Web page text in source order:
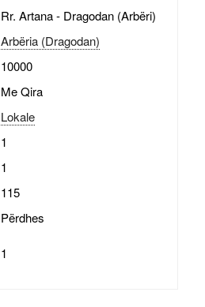
Rr. Artana - Dragodan (Arbëri)
Arbëria (Dragodan)
10000
Me Qira
Lokale
1
1
115
Përdhes
1